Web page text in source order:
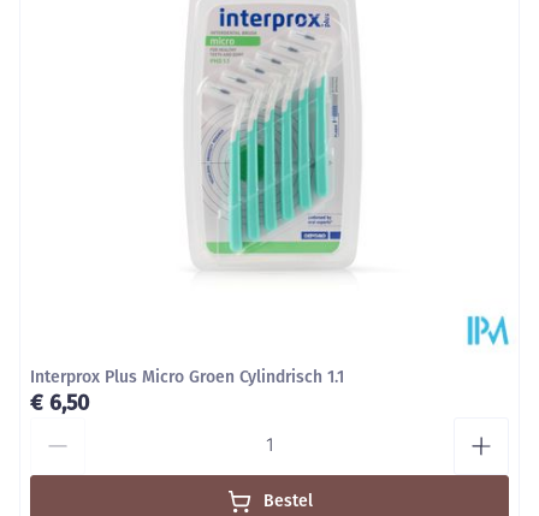
Interprox Plus Micro Groen Cylindrisch 1.1
€ 6,50
Bestel